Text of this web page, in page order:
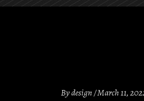
Bydesign March 11,